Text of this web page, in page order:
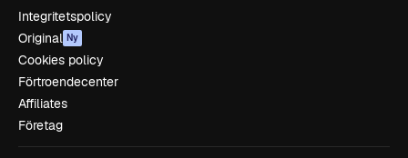
Integritetspolicy
Original Ny
Cookies policy
Förtroendecenter
Affiliates
Företag